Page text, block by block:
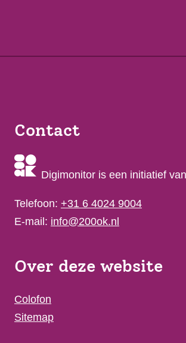
Contact
Digimonitor is een initiatief
Telefoon: +31 6 4024 9004
E-mail: info@200ok.nl
Over deze website
Colofon
Sitemap